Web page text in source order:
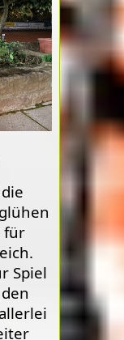
für
Spiel